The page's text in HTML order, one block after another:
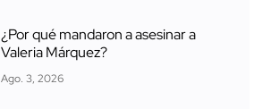
¿Por qué mandaron a asesinar a
Valeria Márquez?
Ago. 3, 2026